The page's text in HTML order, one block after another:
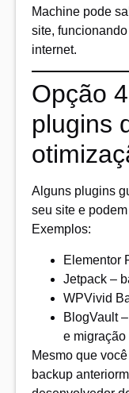
Machine pode
site, funcionando
internet.
Opção
plugins
Alguns plugins
seu site e
Exemplos:
Elementor
Jetpack –
WPVivid
BlogVault
e migração
Mesmo que
backup